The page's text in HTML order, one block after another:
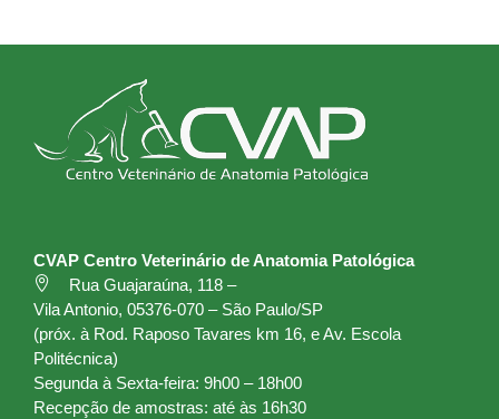
CVAP Centro Veterinário de Anatomia Patológica
Rua Guajaraúna, 118 –
Vila Antonio, 05376-070 – São Paulo/SP
(próx. à Rod. Raposo Tavares km 16, e Av. Escola
Politécnica)
Segunda à Sexta-feira: 9h00 – 18h00
Recepção de amostras: até às 16h30